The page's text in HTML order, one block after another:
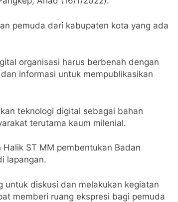
pemuda dari kabupaten kota yang ada
organisasi harus berbenah dengan
informasi untuk mempublikasikan
teknologi digital sebagai bahan
terutama kaum milenial.
ST MM pembentukan Badan
lapangan.
untuk diskusi dan melakukan kegiatan
memberi ruang ekspresi bagi pemuda